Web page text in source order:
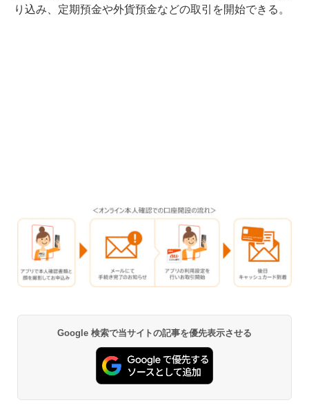
り込み、定期預金や外貨預金などの取引を開始できる。
Google 検索で当サイトの記事を優先表示させる